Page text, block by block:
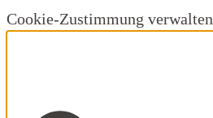
Cookie-Zustimmung verwalten